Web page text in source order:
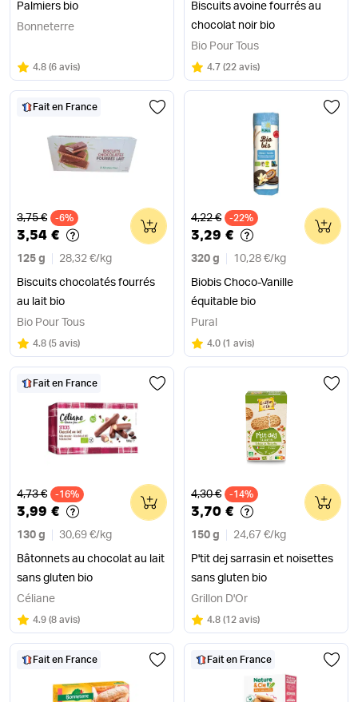
Palmiers bio
Bonneterre
Note
4.8 sur 5
(6 avis)
Biscuits avoine fourrés au
chocolat noir bio
Bio Pour Tous
Note
4.7 sur 5
(22 avis)
Fait en France
Ancien prix
3,75 € -6%
3,54 €
125 g 28,32 €/ kg
Biscuits chocolatés fourrés
au lait bio
0
Bio Pour Tous
Note
4.8 sur 5
(5 avis)
Ancien prix
4,22 € -22%
3,29 €
320 g 10,28 €/ kg
Biobis Choco-Vanille
équitable bio
0
Pural
Note
4.0 sur 5
(1 avis)
Fait en France
Ancien prix
4,73 € -16%
3,99 €
130 g 30,69 €/ kg
Bâtonnets au chocolat au lait
sans gluten bio
0
Céliane
Note
4.9 sur 5
(8 avis)
Ancien prix
4,30 € -14%
3,70 €
150 g 24,67 €/ kg
P'tit dej sarrasin et noisettes
sans gluten bio
0
Grillon D'Or
Note
4.8 sur 5
(12 avis)
Fait en France Fait en France